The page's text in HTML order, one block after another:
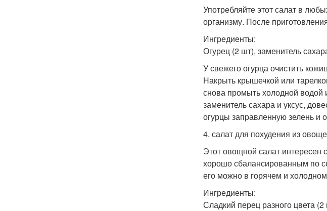
Употребляйте этот салат в
организму. После
Ингредиенты:
Огурец (2 шт), заменитель
У свежего огурца очистить
Накрыть крышечкой или
снова промыть холодной водой
заменитель сахара и уксус,
огурцы заправленную зелень и
4. салат для похудения из
Этот овощной салат интересен
хорошо сбалансированным по
его можно в горячем и
Ингредиенты:
Сладкий перец разного цвета